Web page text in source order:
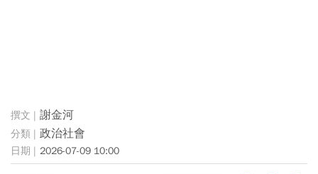
謝金河
政治社會
2026-07-09 10:00